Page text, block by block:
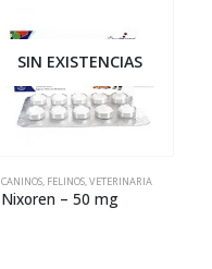
SIN EXISTENCIAS
CANINOS, FELINOS,VETERINARIA
Nixoren – 50 mg